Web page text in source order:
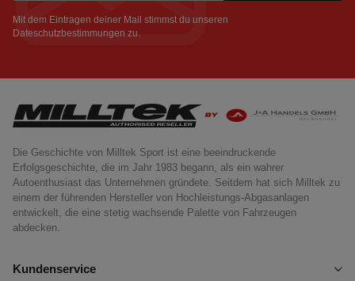
Mit dem Eintragen deiner Mail stimmst du unseren
Dateschutzbestimmungen zu.
Die Geschichte von Milltek Sport ist eine beeindruckende
Erfolgsgeschichte, die im Jahr 1983 begann, als ein wahrer
Autoenthusiast das Unternehmen gründete. Seitdem hat sich Milltek zu
einem der führenden Hersteller von Hochleistungs-Abgasanlagen
entwickelt, die eine stetig wachsende Palette von Fahrzeugen
abdecken.
Kundenservice